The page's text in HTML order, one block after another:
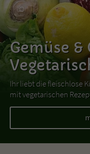
Gemüse &
Ihr liebt die fleischlose
mit vegetarischen